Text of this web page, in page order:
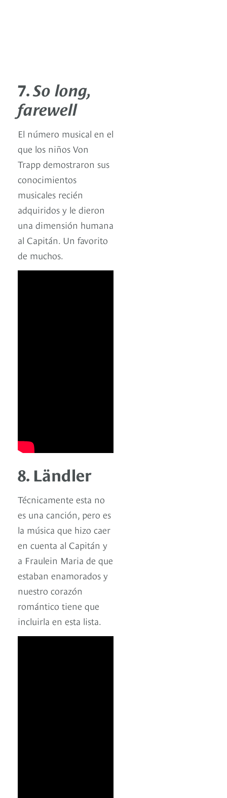
7.So long,
farewell
El número musical en el
que los niños Von
Trapp demostraron sus
conocimientos
musicales recién
adquiridos y le dieron
una dimensión humana
al Capitán. Un favorito
de muchos.
8. Ländler
Técnicamente esta no
es una canción, pero es
la música que hizo caer
en cuenta al Capitán y
a Fraulein Maria de que
estaban enamorados y
nuestro corazón
romántico tiene que
incluirla en esta lista.